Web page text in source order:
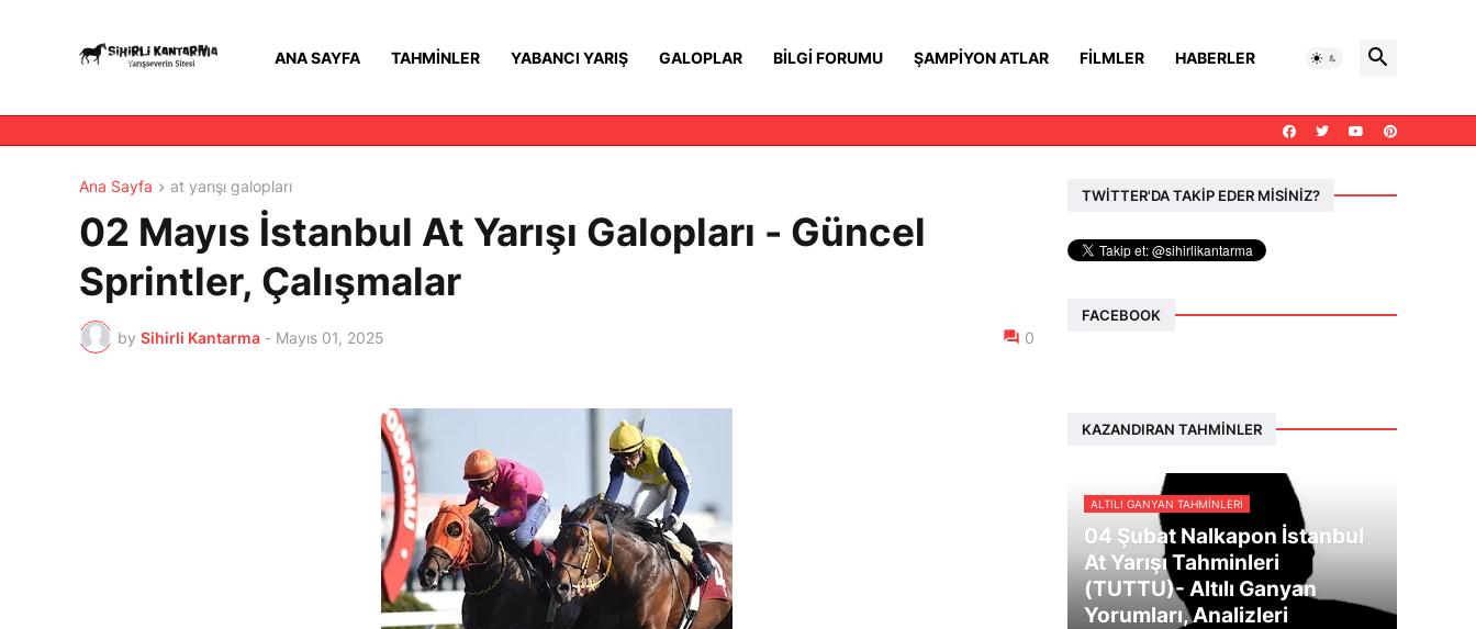
ANA SAYFA TAHMINLER YABANCI YARIŞ GALOPLAR BILGI FORUMU ŞAMPIYON ATLAR FILMLER HABERLER
Ana Sayfa at yarışı galopları
02 Mayıs İstanbul At Yarışı Galopları - Güncel
Sprintler, Çalışmalar
by Sihirli Kantarma - Mayıs 01, 2025 0
TWİTTER'DA TAKİP EDER MİSİNİZ?
FACEBOOK
KAZANDIRAN TAHMINLER
ALTILI GANYAN TAHMINLERI
04 Şubat Nalkapon İstanbul
At Yarışı Tahminleri
(TUTTU)- Altılı Ganyan
Yorumları, Analizleri